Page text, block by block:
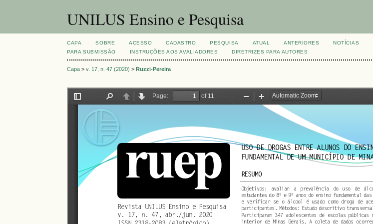
UNILUS Ensino e Pesquisa
CAPA SOBRE ACESSO CADASTRO PESQUISA ATUAL ANTERIORES NOTÍCIAS
PARA SUBMISSÃO
INSTRUÇÕES AOS AVALIADORES DIRETRIZES PARA AUTORES
Capa >v. 17, n. 47 (2020) >Ruzzi-Pereira